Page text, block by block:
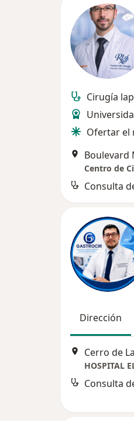
Cirugía
Ofertar el
Boulevard
Centro de
Consulta
Dirección
Cerro de
HOSPITAL
Consulta